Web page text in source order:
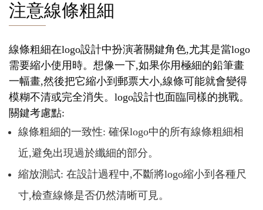
注意線條粗細
線條粗細在logo設計中扮演著關鍵角色,尤其是當logo
需要縮小使用時。想像一下,如果你用極細的鉛筆畫
一幅畫,然後把它縮小到郵票大小,線條可能就會變得
模糊不清或完全消失。logo設計也面臨同樣的挑戰。
關鍵考慮點:
線條粗細的一致性: 確保logo中的所有線條粗細相
近,避免出現過於纖細的部分。
縮放測試: 在設計過程中,不斷將logo縮小到各種尺
寸,檢查線條是否仍然清晰可見。